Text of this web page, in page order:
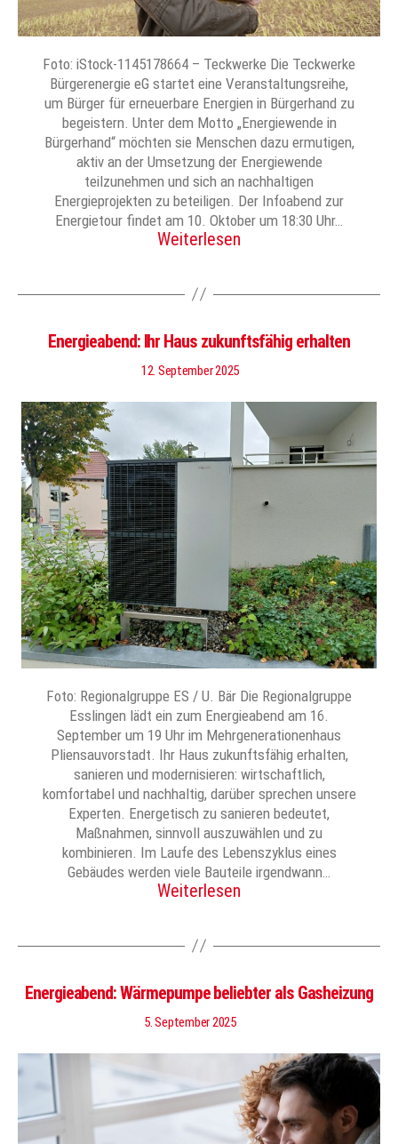
Foto: iStock-1145178664 – Teckwerke Die Teckwerke
Bürgerenergie eG startet eine Veranstaltungsreihe,
um Bürger für erneuerbare Energien in Bürgerhand zu
begeistern. Unter dem Motto „Energiewende in
Bürgerhand“ möchten sie Menschen dazu ermutigen,
aktiv an der Umsetzung der Energiewende
teilzunehmen und sich an nachhaltigen
Energieprojekten zu beteiligen. Der Infoabend zur
Energietour findet am 10. Oktober um 18:30 Uhr…
Weiterlesen
Energieabend: Ihr Haus zukunftsfähig erhalten
12. September 2025
Foto: Regionalgruppe ES / U. Bär Die Regionalgruppe
Esslingen lädt ein zum Energieabend am 16.
September um 19 Uhr im Mehrgenerationenhaus
Pliensauvorstadt. Ihr Haus zukunftsfähig erhalten,
sanieren und modernisieren: wirtschaftlich,
komfortabel und nachhaltig, darüber sprechen unsere
Experten. Energetisch zu sanieren bedeutet,
Maßnahmen, sinnvoll auszuwählen und zu
kombinieren. Im Laufe des Lebenszyklus eines
Gebäudes werden viele Bauteile irgendwann…
Weiterlesen
Energieabend: Wärmepumpe beliebter als Gasheizung
5. September 2025